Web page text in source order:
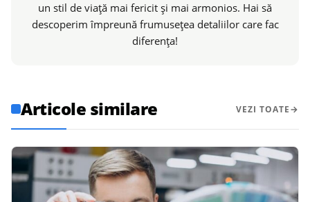
un stil de viață mai fericit și mai armonios. Hai să
descoperim împreună frumusețea detaliilor care fac
diferența!
Articole similare VEZI TOATE